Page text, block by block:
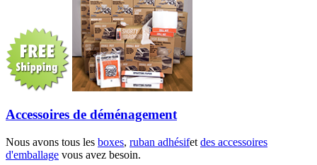
Accessoires de déménagement
Nous avons tous les boxes, ruban adhésifet des accessoires
d'emballage vous avez besoin.